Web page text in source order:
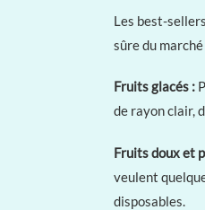
Les best-
sûre du
Fruits glacés :
de rayon clair,
Fruits doux et
veulent
disposables.